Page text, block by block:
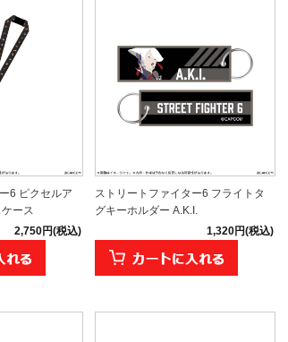
6 ピクセルア
ース
2,750円(税込)
ストリートファイター6 フライトタ
グキーホルダー A.K.I.
1,320円(税込)